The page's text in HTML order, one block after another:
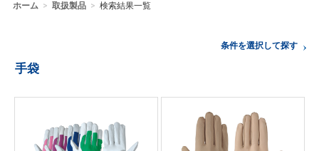
ホーム > 取扱製品 > 検索結果一覧
条件を選択して探す
手袋